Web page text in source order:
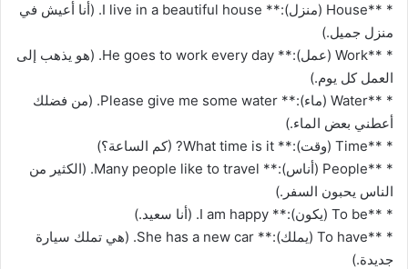
* **House (منزل):** I live in a beautiful house. (أنا أعيش في
منزل جميل.)
* **Work (عمل):** He goes to work every day. (هو يذهب إلى
العمل كل يوم.)
* **Water (ماء):** Please give me some water. (من فضلك
أعطني بعض الماء.)
* **Time (وقت):** What time is it? (كم الساعة؟)
* **People (أناس):** Many people like to travel. (الكثير من
الناس يحبون السفر.)
* **To be (يكون):** I am happy. (أنا سعيد.)
* **To have (يملك):** She has a new car. (هي تملك سيارة
جديدة.)